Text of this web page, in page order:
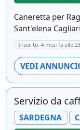
Caneretta per
Sant'elena
Inserito: 4 mesi fa alle
VEDI
Servizio da
SARDEGNA